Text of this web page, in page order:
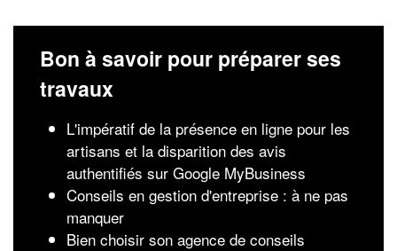
Bon à savoir pour préparer ses
travaux
L'impératif de la présence en ligne pour les
artisans et la disparition des avis
authentifiés sur Google MyBusiness
Conseils en gestion d'entreprise : à ne pas
manquer
Bien choisir son agence de conseils